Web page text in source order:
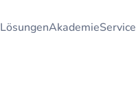
LösungenAkademieService